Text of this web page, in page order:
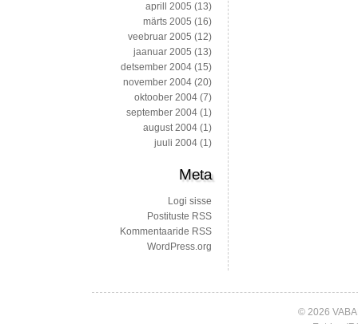
aprill 2005 (13)
märts 2005 (16)
veebruar 2005 (12)
jaanuar 2005 (13)
detsember 2004 (15)
november 2004 (20)
oktoober 2004 (7)
september 2004 (1)
august 2004 (1)
juuli 2004 (1)
Meta
Logi sisse
Postituste RSS
Kommentaaride RSS
WordPress.org
© 2026